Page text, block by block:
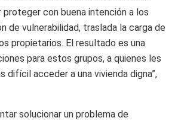
proteger con buena intención a los
de vulnerabilidad, traslada la carga de
propietarios. El resultado es una
para estos grupos, a quienes les
difícil acceder a una vivienda digna”,
solucionar un problema de